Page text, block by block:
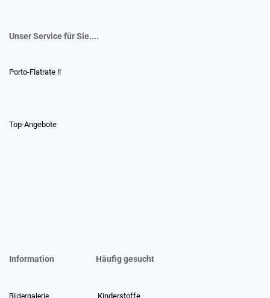
Unser Service für Sie....
Porto-Flatrate !!
Top-Angebote
Information Häufig gesucht
Bildergalerie Kinderstoffe